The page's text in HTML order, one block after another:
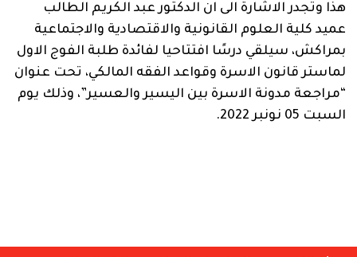
هذا وتجدر الاشارة الى ان الدكتور عبد الكريم الطالب
عميد كلية العلوم القانونية والاقتصادية والاجتماعية
بمراكش، سيلقي درسًا افتتاحيا لفائدة طلبة الفوج الاول
لماستر قانون الاسرة وقواعد الفقه المالكي، تحت عنوان
“مراجعة مدونة الاسرة بين اليسير والعسير”، وذلك يوم
السبت 05 نونبر 2022.